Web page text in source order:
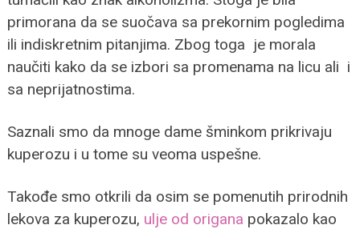
primorana da se suočava sa prekornim pogledima
ili indiskretnim pitanjima. Zbog toga je morala
naučiti kako da se izbori sa promenama na licu ali i
sa neprijatnostima.
Saznali smo da mnoge dame šminkom prikrivaju
kuperozu i u tome su veoma uspešne.
Takođe smo otkrili da osim se pomenutih prirodnih
lekova za kuperozu, ulje od origana pokazalo kao